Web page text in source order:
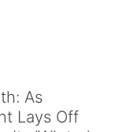
As
Lays Off